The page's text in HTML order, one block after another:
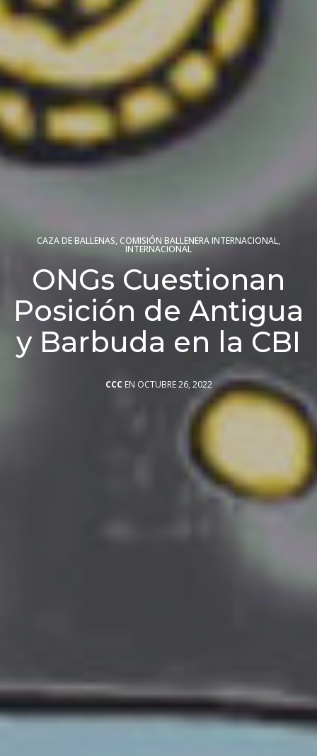
CAZA DE BALLENAS,COMISIÓN BALLENERA INTERNACIONAL,
INTERNACIONAL
ONGs Cuestionan
Posición de Antigua
y Barbuda en la CBI
CCC EN OCTUBRE 26, 2022